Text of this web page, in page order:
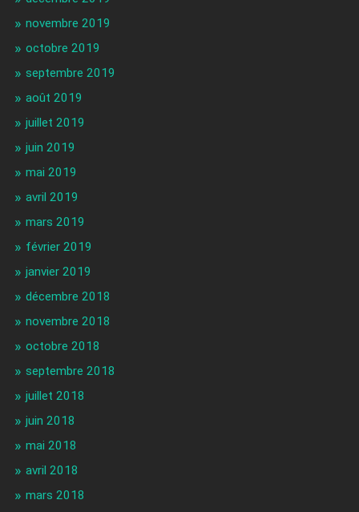
novembre 2019
octobre 2019
septembre 2019
août 2019
juillet 2019
juin 2019
mai 2019
avril 2019
mars 2019
février 2019
janvier 2019
décembre 2018
novembre 2018
octobre 2018
septembre 2018
juillet 2018
juin 2018
mai 2018
avril 2018
mars 2018